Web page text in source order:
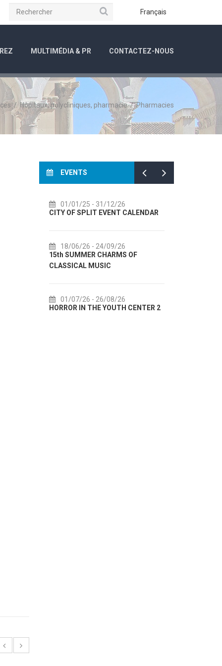
Français
Rechercher
MULTIMÉDIA & PR CONTACTEZ-NOUS
/Hôpitaux, polycliniques, pharmacie/Pharmacies
EVENTS
- 31/12/26
CITY OF SPLIT EVENT CALENDAR
- 24/09/26
15th SUMMER CHARMS OF
CLASSICAL MUSIC
- 26/08/26
HORROR IN THE YOUTH CENTER 2
72th SPLIT SUMMER
Summer colours of